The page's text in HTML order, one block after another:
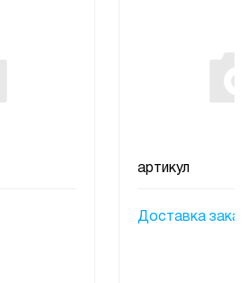
Доставка
артикул